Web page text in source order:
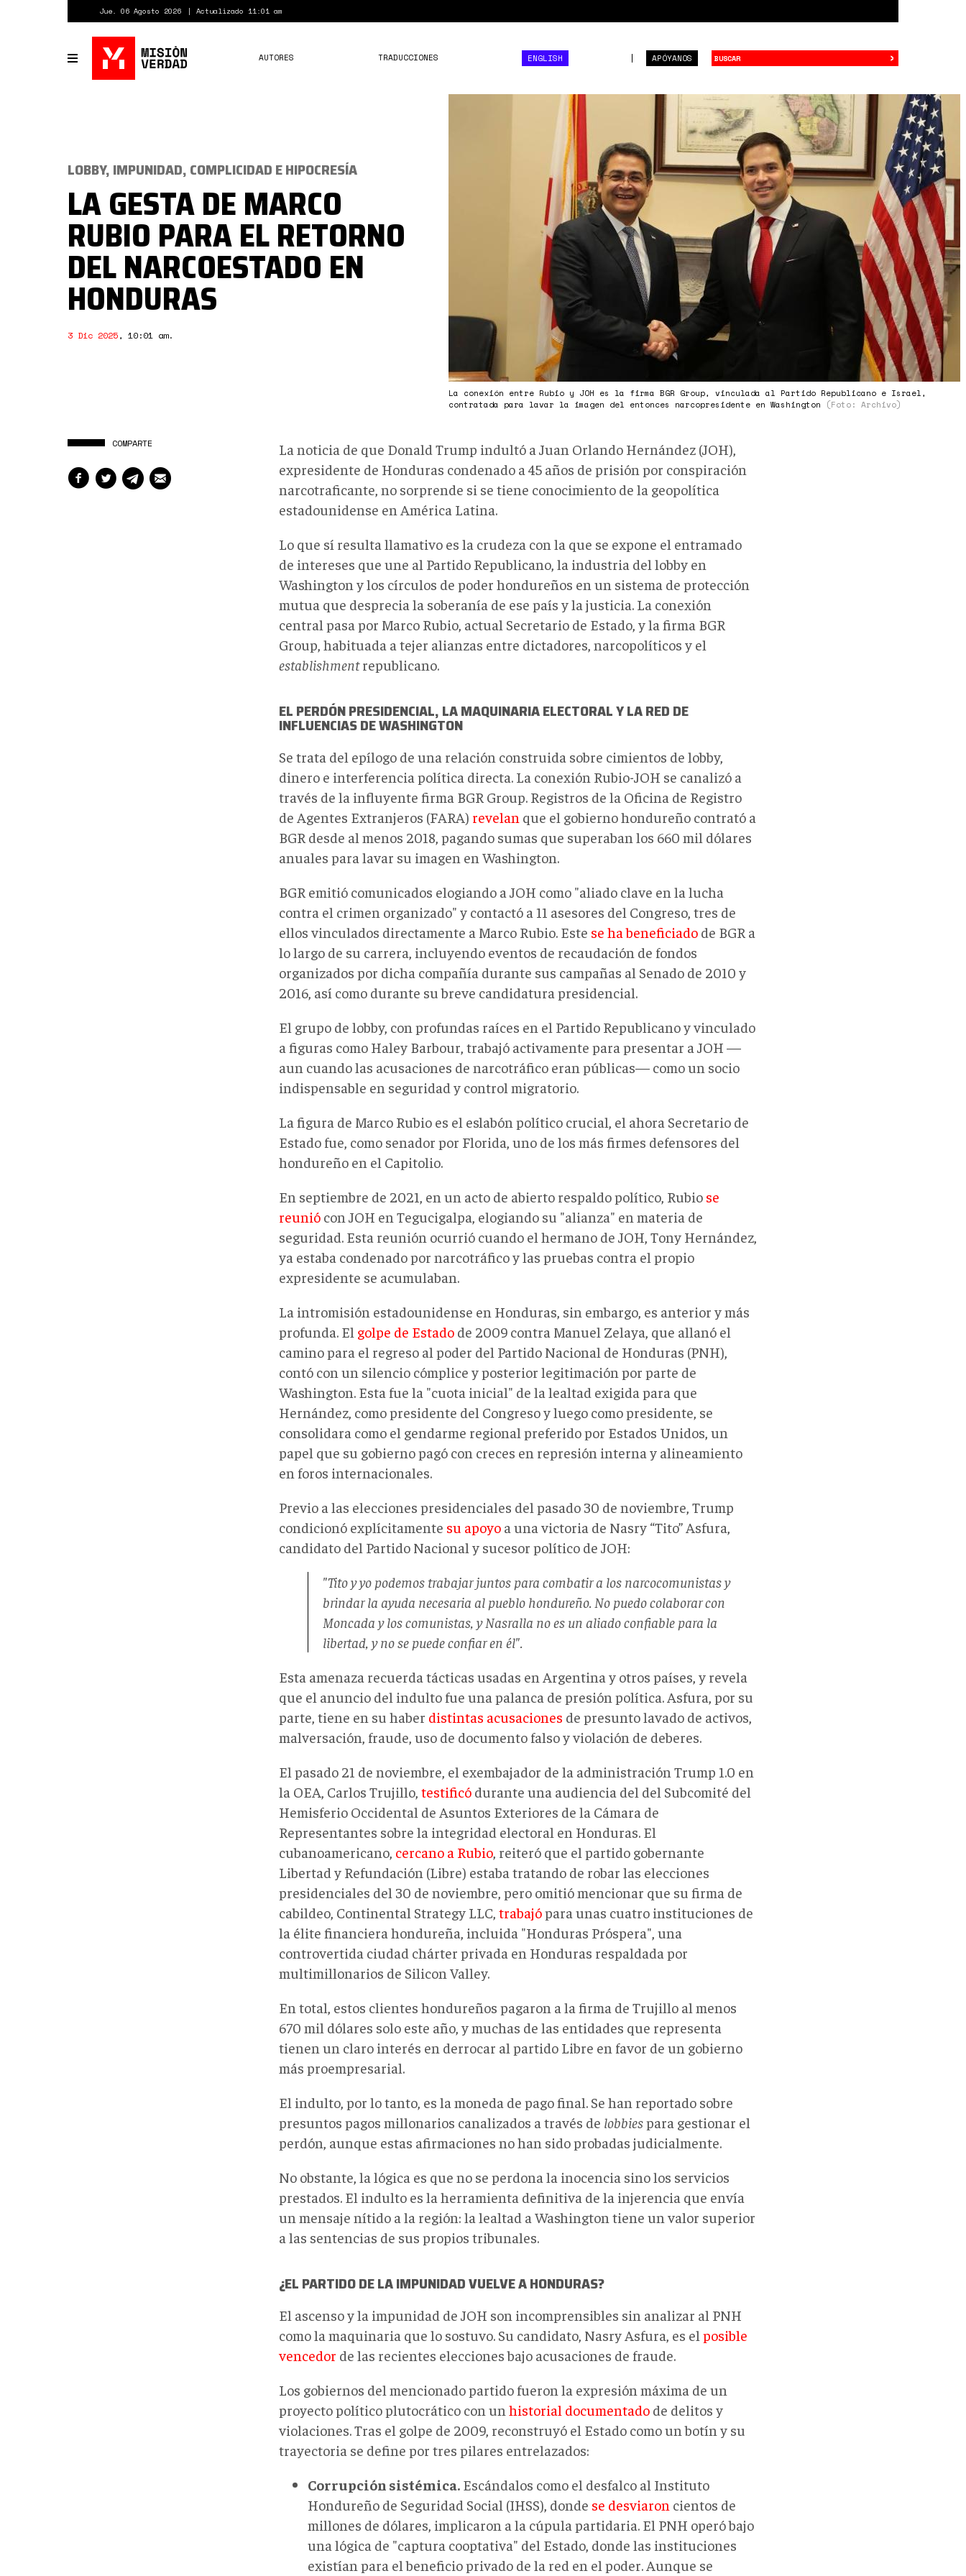
Jue. 06 Agosto 2026 Actualizado 11:01 am
Toggle
navigation
APÓYANOS
AUTORES TRADUCCIONES ENGLISH ›
La conexión entre Rubio y JOH es la firma BGR Group, vinculada al Partido Republicano e Israel,
contratada para lavar la imagen del entonces narcopresidente en Washington
(Foto: Archivo)
LOBBY, IMPUNIDAD, COMPLICIDAD E HIPOCRESÍA
LA GESTA DE MARCO
RUBIO PARA EL RETORNO
DEL NARCOESTADO EN
HONDURAS
3 Dic 2025, 10:01 am.
COMPARTE
La noticia de que Donald Trump indultó a Juan Orlando Hernández (JOH),
expresidente de Honduras condenado a 45 años de prisión por conspiración
narcotraficante, no sorprende si se tiene conocimiento de la geopolítica
estadounidense en América Latina.
Lo que sí resulta llamativo es la crudeza con la que se expone el entramado
de intereses que une al Partido Republicano, la industria del lobby en
Washington y los círculos de poder hondureños en un sistema de protección
mutua que desprecia la soberanía de ese país y la justicia. La conexión
central pasa por Marco Rubio, actual Secretario de Estado, y la firma BGR
Group, habituada a tejer alianzas entre dictadores, narcopolíticos y el
establishmentrepublicano.
EL PERDÓN PRESIDENCIAL, LA MAQUINARIA ELECTORAL Y LA RED DE
INFLUENCIAS DE WASHINGTON
Se trata del epílogo de una relación construida sobre cimientos de lobby,
dinero e interferencia política directa. La conexión Rubio-JOH se canalizó a
través de la influyente firma BGR Group. Registros de la Oficina de Registro
de Agentes Extranjeros (FARA) revelan que el gobierno hondureño contrató a
BGR desde al menos 2018, pagando sumas que superaban los 660 mil dólares
anuales para lavar su imagen en Washington.
BGR emitió comunicados elogiando a JOH como "aliado clave en la lucha
contra el crimen organizado" y contactó a 11 asesores del Congreso, tres de
ellos vinculados directamente a Marco Rubio. Este se ha beneficiado de BGR a
lo largo de su carrera, incluyendo eventos de recaudación de fondos
organizados por dicha compañía durante sus campañas al Senado de 2010 y
2016, así como durante su breve candidatura presidencial.
El grupo de lobby, con profundas raíces en el Partido Republicano y vinculado
a figuras como Haley Barbour, trabajó activamente para presentar a JOH —
aun cuando las acusaciones de narcotráfico eran públicas— como un socio
indispensable en seguridad y control migratorio.
La figura de Marco Rubio es el eslabón político crucial, el ahora Secretario de
Estado fue, como senador por Florida, uno de los más firmes defensores del
hondureño en el Capitolio.
En septiembre de 2021, en un acto de abierto respaldo político, Rubio se
reunió con JOH en Tegucigalpa, elogiando su "alianza" en materia de
seguridad. Esta reunión ocurrió cuando el hermano de JOH, Tony Hernández,
ya estaba condenado por narcotráfico y las pruebas contra el propio
expresidente se acumulaban.
La intromisión estadounidense en Honduras, sin embargo, es anterior y más
profunda. El golpe de Estado de 2009 contra Manuel Zelaya, que allanó el
camino para el regreso al poder del Partido Nacional de Honduras (PNH),
contó con un silencio cómplice y posterior legitimación por parte de
Washington. Esta fue la "cuota inicial" de la lealtad exigida para que
Hernández, como presidente del Congreso y luego como presidente, se
consolidara como el gendarme regional preferido por Estados Unidos, un
papel que su gobierno pagó con creces en represión interna y alineamiento
en foros internacionales.
Previo a las elecciones presidenciales del pasado 30 de noviembre, Trump
condicionó explícitamente su apoyo a una victoria de Nasry “Tito” Asfura,
candidato del Partido Nacional y sucesor político de JOH:
"Tito y yo podemos trabajar juntos para combatir a los narcocomunistas y
brindar la ayuda necesaria al pueblo hondureño. No puedo colaborar con
Moncada y los comunistas, y Nasralla no es un aliado confiable para la
libertad, y no se puede confiar en él".
Esta amenaza recuerda tácticas usadas en Argentina y otros países, y revela
que el anuncio del indulto fue una palanca de presión política. Asfura, por su
parte, tiene en su haber distintas acusaciones de presunto lavado de activos,
malversación, fraude, uso de documento falso y violación de deberes.
El pasado 21 de noviembre, el exembajador de la administración Trump 1.0 en
la OEA, Carlos Trujillo, testificó durante una audiencia del del Subcomité del
Hemisferio Occidental de Asuntos Exteriores de la Cámara de
Representantes sobre la integridad electoral en Honduras. El
cubanoamericano, cercano a Rubio, reiteró que el partido gobernante
Libertad y Refundación (Libre) estaba tratando de robar las elecciones
presidenciales del 30 de noviembre, pero omitió mencionar que su firma de
cabildeo, Continental Strategy LLC, trabajópara unas cuatro instituciones de
la élite financiera hondureña, incluida "Honduras Próspera", una
controvertida ciudad chárter privada en Honduras respaldada por
multimillonarios de Silicon Valley.
En total, estos clientes hondureños pagaron a la firma de Trujillo al menos
670 mil dólares solo este año, y muchas de las entidades que representa
tienen un claro interés en derrocar al partido Libre en favor de un gobierno
más proempresarial.
El indulto, por lo tanto, es la moneda de pago final. Se han reportado sobre
presuntos pagos millonarios canalizados a través de lobbiespara gestionar el
perdón, aunque estas afirmaciones no han sido probadas judicialmente.
No obstante, la lógica es que no se perdona la inocencia sino los servicios
prestados. El indulto es la herramienta definitiva de la injerencia que envía
un mensaje nítido a la región: la lealtad a Washington tiene un valor superior
a las sentencias de sus propios tribunales.
¿EL PARTIDO DE LA IMPUNIDAD VUELVE A HONDURAS?
El ascenso y la impunidad de JOH son incomprensibles sin analizar al PNH
como la maquinaria que lo sostuvo. Su candidato, Nasry Asfura, es el posible
vencedor de las recientes elecciones bajo acusaciones de fraude.
Los gobiernos del mencionado partido fueron la expresión máxima de un
proyecto político plutocrático con un historial documentado de delitos y
violaciones. Tras el golpe de 2009, reconstruyó el Estado como un botín y su
trayectoria se define por tres pilares entrelazados:
Corrupción sistémica. Escándalos como el desfalco al Instituto
Hondureño de Seguridad Social (IHSS), donde se desviaron cientos de
millones de dólares, implicaron a la cúpula partidaria. El PNH operó bajo
una lógica de "captura cooptativa" del Estado, donde las instituciones
existían para el beneficio privado de la red en el poder. Aunque se